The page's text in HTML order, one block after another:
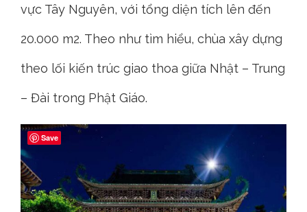
vực Tây Nguyên, với tổng diện tích lên đến
20.000 m2. Theo như tìm hiểu, chùa xây dựng
theo lối kiến trúc giao thoa giữa Nhật – Trung
– Đài trong Phật Giáo.
Save